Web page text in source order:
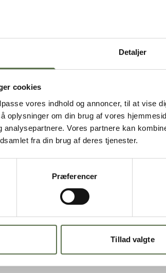
Detaljer
cookies
vores indhold og annoncer, til at vise
oplysninger om din brug af vores
analysepartnere. Vores partnere kan
fra din brug af deres tjenester.
Præferencer
Tillad valgte
A/S